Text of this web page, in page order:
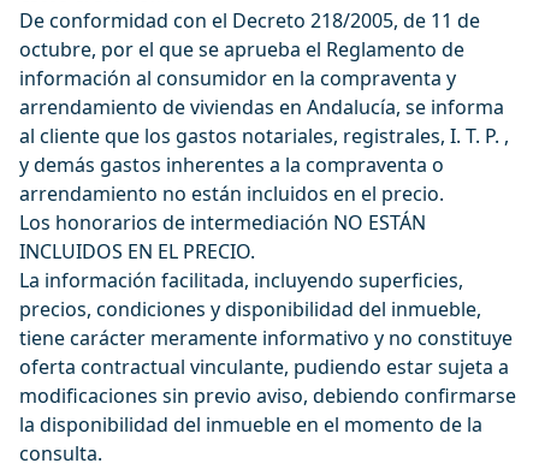
De conformidad con el Decreto 218/2005, de 11 de
octubre, por el que se aprueba el Reglamento de
información al consumidor en la compraventa y
arrendamiento de viviendas en Andalucía, se informa
al cliente que los gastos notariales, registrales, I. T. P. ,
y demás gastos inherentes a la compraventa o
arrendamiento no están incluidos en el precio.
Los honorarios de intermediación NO ESTÁN
INCLUIDOS EN EL PRECIO.
La información facilitada, incluyendo superficies,
precios, condiciones y disponibilidad del inmueble,
tiene carácter meramente informativo y no constituye
oferta contractual vinculante, pudiendo estar sujeta a
modificaciones sin previo aviso, debiendo confirmarse
la disponibilidad del inmueble en el momento de la
consulta.